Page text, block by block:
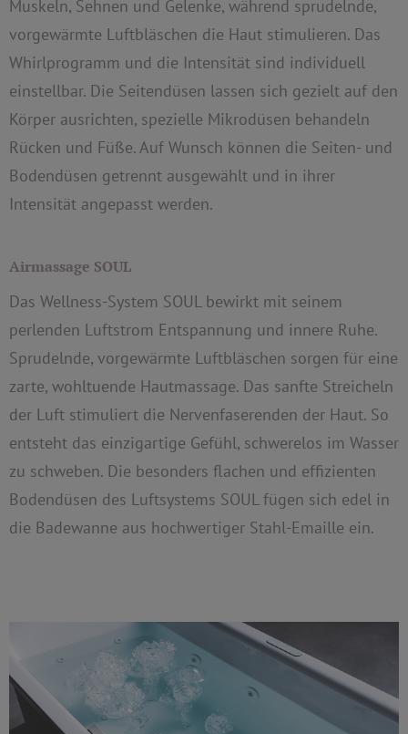
Muskeln, Sehnen und Gelenke, während sprudelnde,
vorgewärmte Luftbläschen die Haut stimulieren. Das
Whirlprogramm und die Intensität sind individuell
einstellbar. Die Seitendüsen lassen sich gezielt auf den
Körper ausrichten, spezielle Mikrodüsen behandeln
Rücken und Füße. Auf Wunsch können die Seiten- und
Bodendüsen getrennt ausgewählt und in ihrer
Intensität angepasst werden.
Airmassage SOUL
Das Wellness-System SOUL bewirkt mit seinem
perlenden Luftstrom Entspannung und innere Ruhe.
Sprudelnde, vorgewärmte Luftbläschen sorgen für eine
zarte, wohltuende Hautmassage. Das sanfte Streicheln
der Luft stimuliert die Nervenfaserenden der Haut. So
entsteht das einzigartige Gefühl, schwerelos im Wasser
zu schweben. Die besonders flachen und effizienten
Bodendüsen des Luftsystems SOUL fügen sich edel in
die Badewanne aus hochwertiger Stahl-Emaille ein.